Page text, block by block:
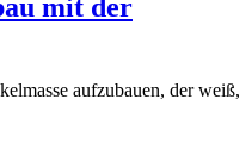
mit der
aufzubauen, der weiß,